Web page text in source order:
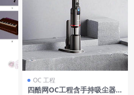
OC 工程
四酷网OC工程含手持吸尘器及